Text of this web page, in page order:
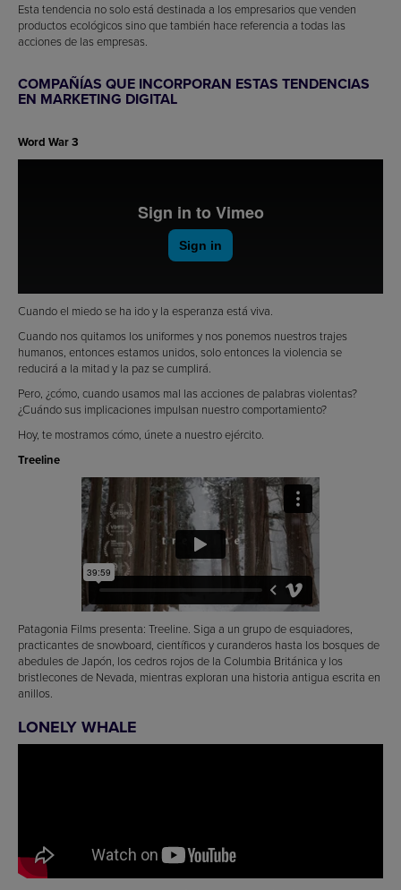
Esta tendencia no solo está destinada a los empresarios que venden
productos ecológicos sino que también hace referencia a todas las
acciones de las empresas.
COMPAÑÍAS QUE INCORPORAN ESTAS TENDENCIAS
EN MARKETING DIGITAL
Word War 3
Cuando el miedo se ha ido y la esperanza está viva.
Cuando nos quitamos los uniformes y nos ponemos nuestros trajes
humanos, entonces estamos unidos, solo entonces la violencia se
reducirá a la mitad y la paz se cumplirá.
Pero, ¿cómo, cuando usamos mal las acciones de palabras violentas?
¿Cuándo sus implicaciones impulsan nuestro comportamiento?
Hoy, te mostramos cómo, únete a nuestro ejército.
Treeline
Patagonia Films presenta: Treeline. Siga a un grupo de esquiadores,
practicantes de snowboard, científicos y curanderos hasta los bosques de
abedules de Japón, los cedros rojos de la Columbia Británica y los
bristlecones de Nevada, mientras exploran una historia antigua escrita en
anillos.
LONELY WHALE